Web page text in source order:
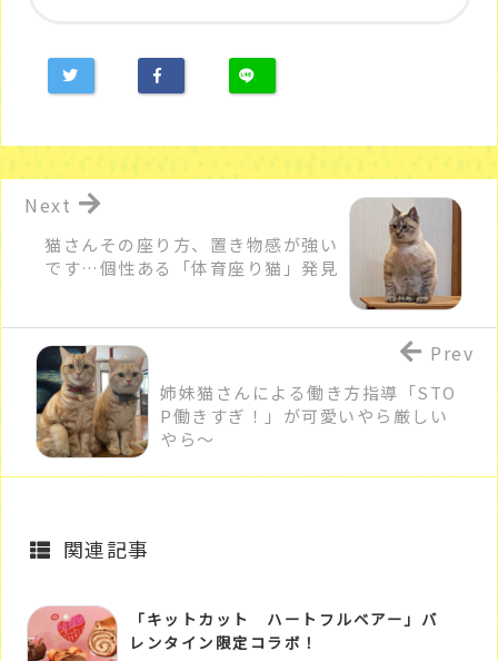
猫さんその座り方、置き物感が強い
です…個性ある「体育座り猫」発見
Next
姉妹猫さんによる働き方指導「STO
P働きすぎ！」が可愛いやら厳しい
やら～
Prev
関連記事
「キットカット ハートフルベアー」バ
レンタイン限定コラボ！